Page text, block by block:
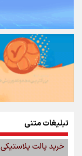
تبلیغات متنی
خرید پالت پلاستیکی